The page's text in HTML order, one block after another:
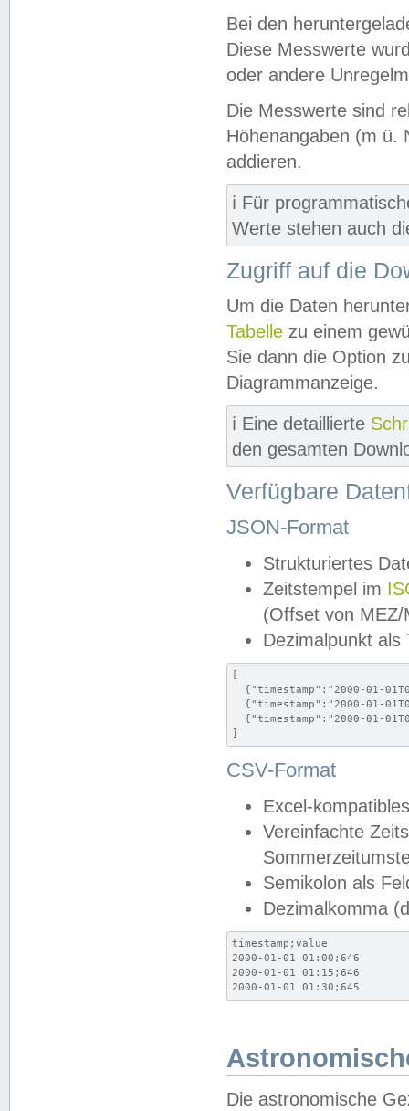
Bei den
Diese Messwerte
oder andere
Die Messwerte sind
Höhenangaben (m ü.
addieren.
ℹ️ Für
Werte stehen auch
Zugriff auf die
Um die Daten
Tabelle zu einem
Sie dann die Option
Diagrammanzeige.
ℹ️ Eine detaillierte
den gesamten
Verfügbare
JSON-Format
Strukturiertes
Zeitstempel im
(Offset von MEZ/
Dezimalpunkt als
[
{"timestamp":"2000-01-
{"timestamp":"2000-01-
{"timestamp":"2000-01-
]
CSV-Format
Excel-
Vereinfachte
Semikolon als
Dezimalkomma
timestamp;value
2000-01-01 01:00;646
2000-01-01 01:15;646
2000-01-01 01:30;645
Die astronomische